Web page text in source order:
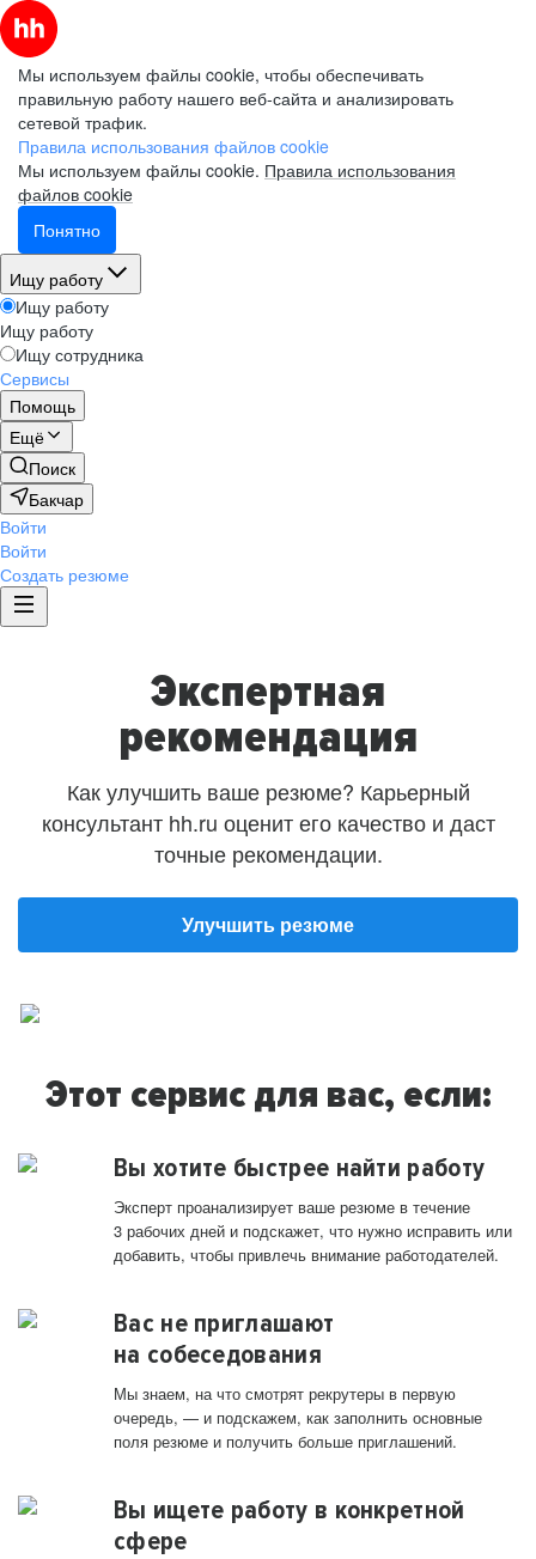
Мы используем файлы cookie, чтобы обеспечивать
правильную работу нашего веб-сайта и анализировать
сетевой трафик.
Правила использования файлов cookie
Мы используем файлы cookie. Правила использования
файлов cookie
Понятно
Ищу работу
Ищу работу
Ищу работу
Ищу сотрудника
Сервисы
Помощь
Ещё
Поиск
Бакчар
Войти
Войти
Создать резюме
Экспертная
рекомендация
Как улучшить ваше резюме? Карьерный
консультант hh.ru оценит его качество и даст
точные рекомендации.
Улучшить резюме
Этот сервис для вас, если:
Вы хотите быстрее найти работу
Эксперт проанализирует ваше резюме в течение
3 рабочих дней и подскажет, что нужно исправить или
добавить, чтобы привлечь внимание работодателей.
Вас не приглашают
на собеседования
Мы знаем, на что смотрят рекрутеры в первую
очередь, — и подскажем, как заполнить основные
поля резюме и получить больше приглашений.
Вы ищете работу в конкретной
сфере